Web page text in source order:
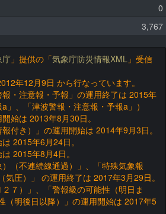
0
3,767
庁 」提供の「気象庁防災情報XML 」受信
年12月9日 から行なっています。
・注意報・予報」の運用終了は 2015年
」、「津波警報・注意報・予報a」）
始は 2013年8月30日。
付き）」の運用開始は 2014年9月3日。
2015年6月24日。
2015年8月4日。
（不連続線通過）」、「特殊気象報
気圧）」 の運用終了は 2017年3月29日。
７）」、「警報級の可能性（明日ま
（明後日以降）」の運用開始は 2017年5